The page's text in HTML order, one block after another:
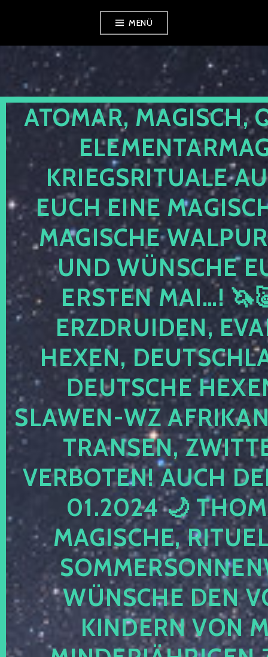
springen
MENÜ
ATOMAR, MAGISCH,
KRIEGSRITUALE
EUCH EINE
MAGISCHE
UND WÜNSCHE
ERSTEN MAI…!
ERZDRUIDEN,
HEXEN,
DEUTSCHE
SLAWEN-WZ
TRANSEN,
VERBOTEN! AUCH
01.2024 🌙
MAGISCHE,
ÜNSCHE DEN
INDERN VON